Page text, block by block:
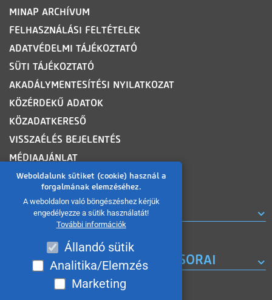
Weboldalunk sütiket (cookie) használ a
forgalmának elemzéséhez.
A weboldalon való böngészéshez kérjük
engedélyezze a sütik használatát!
További információk
Állandó sütik
Analitika/Elemzés
Marketing
MINAP ARCHÍVUM
FELHASZNÁLÁSI FELTÉTELEK
ADATVÉDELMI TÁJÉKOZTATÓ
SÜTI TÁJÉKOZTATÓ
AKADÁLYMENTESÍTÉSI NYILATKOZAT
KÖZÉRDEKŰ ADATOK
KÖZADATKERESŐ
VISSZAÉLÉS BEJELENTÉS
MÉDIAAJÁNLAT
OLDALTÉRKÉP
ROVATOK
A MISKOLC TV KORÁBBI MŰSORAI